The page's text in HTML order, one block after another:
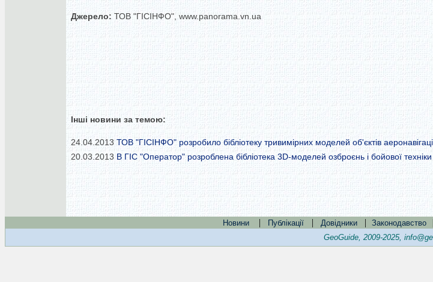
Джерело: ТОВ "ГІСІНФО", www.panorama.vn.ua
Інші новини за темою:
24.04.2013 ТОВ "ГІСІНФО" розробило бібліотеку тривимірних моделей об'єктів
20.03.2013 В ГІС "Оператор" розроблена бібліотека 3D-моделей озброєнь і бойової
Новини | Публікації | Довідники | Законодавство
GeoGuide, 2009-2025,